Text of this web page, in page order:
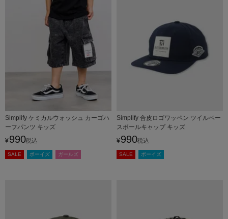
Simplify ケミカルウォッシュ カーゴハ
ーフパンツ キッズ
¥ 990税込
SALE ボーイズ ガールズ
Simplify 合皮ロゴワッペン ツイルベー
スボールキャップ キッズ
¥ 990税込
SALE ボーイズ